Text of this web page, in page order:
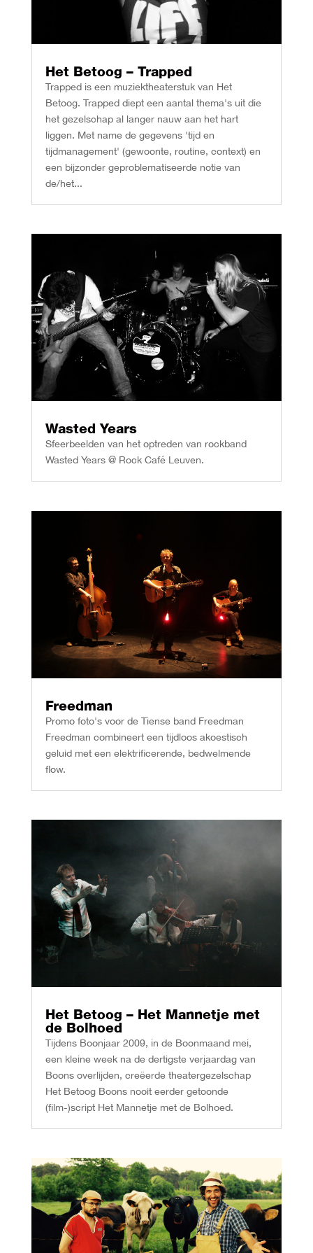
Het Betoog – Trapped
Trapped is een muziektheaterstuk van Het
Betoog. Trapped diept een aantal thema's uit die
het gezelschap al langer nauw aan het hart
liggen. Met name de gegevens 'tijd en
tijdmanagement' (gewoonte, routine, context) en
een bijzonder geproblematiseerde notie van
de/het...
Wasted Years
Sfeerbeelden van het optreden van rockband
Wasted Years @ Rock Café Leuven.
Freedman
Promo foto's voor de Tiense band Freedman
Freedman combineert een tijdloos akoestisch
geluid met een elektrificerende, bedwelmende
flow.
Het Betoog – Het Mannetje met
de Bolhoed
Tijdens Boonjaar 2009, in de Boonmaand mei,
een kleine week na de dertigste verjaardag van
Boons overlijden, creëerde theatergezelschap
Het Betoog Boons nooit eerder getoonde
(film-)script Het Mannetje met de Bolhoed.